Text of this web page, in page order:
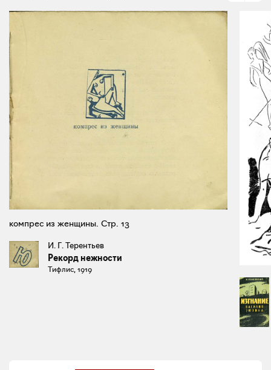
компрес из женщины. Стр. 13
И. Г. Терентьев
Рекорд нежности
Тифлис, 1919